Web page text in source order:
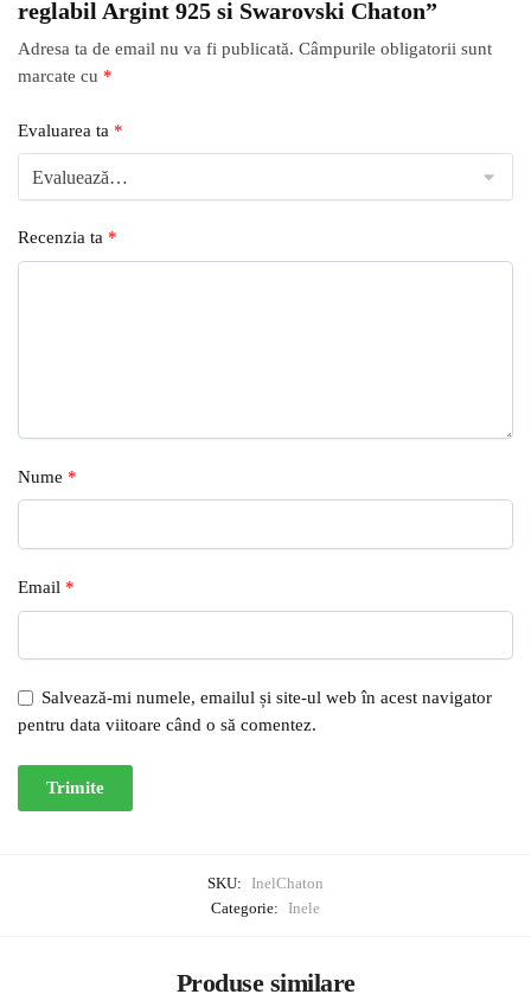
reglabil Argint 925 si Swarovski Chaton”
Adresa ta de email nu va fi publicată. Câmpurile obligatorii sunt
marcate cu *
Evaluarea ta *
Recenzia ta *
Nume *
Email *
Salvează-mi numele, emailul și site-ul web în acest navigator
pentru data viitoare când o să comentez.
SKU:
InelChaton
Categorie:
Inele
Produse similare